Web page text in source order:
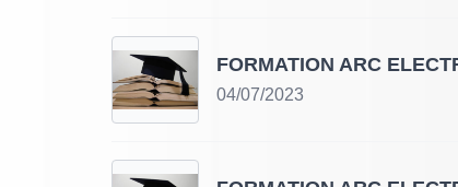
FORMATION ARC
04/07/2023